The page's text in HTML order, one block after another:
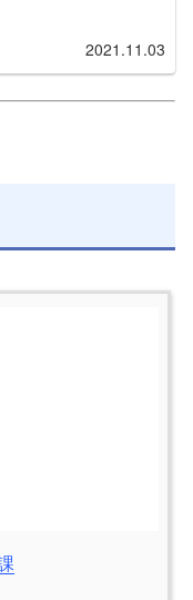
2021.11.03